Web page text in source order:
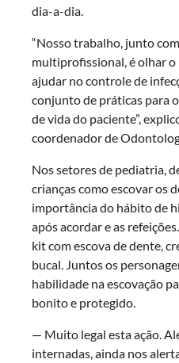
dia-a-dia.
“Nosso trabalho, junto
multiprofissional, é olhar
ajudar no controle de
conjunto de práticas para
de vida do paciente”,
coordenador de
Nos setores de pediatria,
crianças como escovar os
importância do hábito de
após acordar e as
kit com escova de dente,
bucal. Juntos os
habilidade na escovação
bonito e protegido.
— Muito legal esta ação.
internadas, ainda nos